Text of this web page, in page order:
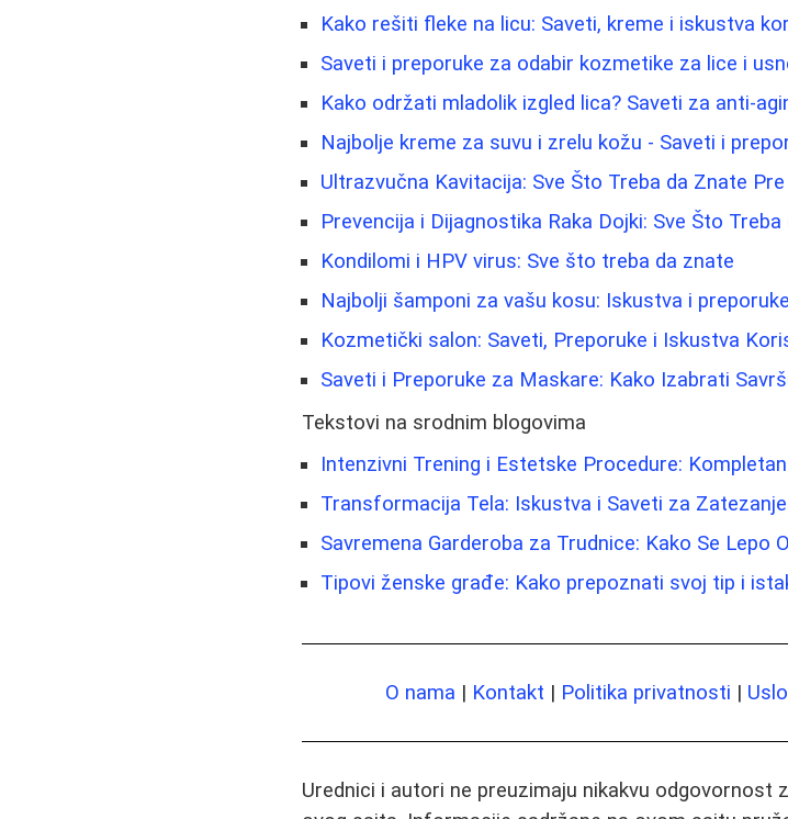
Kako rešiti fleke na licu: Saveti, kreme i iskustva
Saveti i preporuke za odabir kozmetike za lice i
Kako održati mladolik izgled lica? Saveti za anti-
Najbolje kreme za suvu i zrelu kožu - Saveti i
Ultrazvučna Kavitacija: Sve Što Treba da Znate
Prevencija i Dijagnostika Raka Dojki: Sve Što
Kondilomi i HPV virus: Sve što treba da znate
Najbolji šamponi za vašu kosu: Iskustva i preporuke
Kozmetički salon: Saveti, Preporuke i Iskustva
Saveti i Preporuke za Maskare: Kako Izabrati
Tekstovi na srodnim blogovima
Intenzivni Trening i Estetske Procedure:
Transformacija Tela: Iskustva i Saveti za
Savremena Garderoba za Trudnice: Kako Se Lepo
Tipovi ženske građe: Kako prepoznati svoj tip i
O nama | Kontakt | Politika privatnosti |
Urednici i autori ne preuzimaju nikakvu odgovornost